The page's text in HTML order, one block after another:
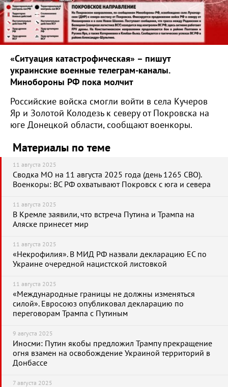
«Ситуация катастрофическая» – пишут
украинские военные телеграм-каналы.
Минобороны РФ пока молчит
Российские войска смогли войти в села Кучеров
Яр и Золотой Колодезь к северу от Покровска на
юге Донецкой области, сообщают военкоры.
Материалы по теме
11 августа 2025
Сводка МО на 11 августа 2025 года (день 1265 СВО).
Военкоры: ВС РФ охватывают Покровск с юга и севера
11 августа 2025
В Кремле заявили, что встреча Путина и Трампа на
Аляске принесет мир
11 августа 2025
«Некрофилия». В МИД РФ назвали декларацию ЕС по
Украине очередной нацистской листовкой
11 августа 2025
«Международные границы не должны изменяться
силой». Евросоюз опубликовал декларацию по
переговорам Трампа с Путиным
9 августа 2025
Иносми: Путин якобы предложил Трампу прекращение
огня взамен на освобождение Украиной территорий в
Донбассе
7 августа 2025